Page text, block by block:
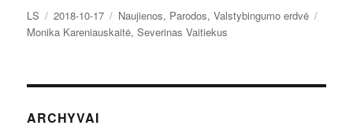
Autorius
LS Paskelbta
2018-10-17 Kategorijos
Naujienos, Parodos,Valstybingumo erdvė
Monika Kareniauskaitė,Severinas Vaitiekus
ARCHYVAI